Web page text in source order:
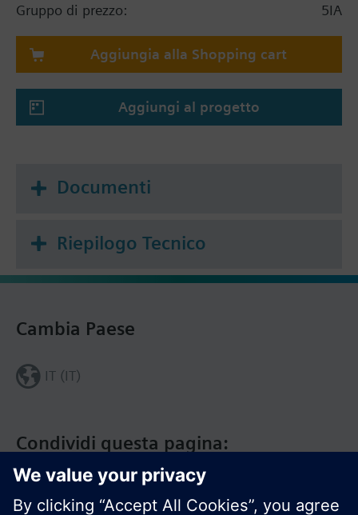
Gruppo di prezzo:
5IA
Aggiungia alla Shopping cart
Aggiungi al progetto
Documenti
Riepilogo Tecnico
Condividi questa pagina:
Cambia Paese
IT (IT)